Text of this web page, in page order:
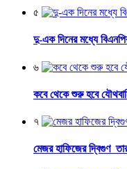
৫
দু-এক দিনের মধ্যে
৬
কবে থেকে শুরু হবে
৭
মেজর হাফিজের দ্বিগুণ